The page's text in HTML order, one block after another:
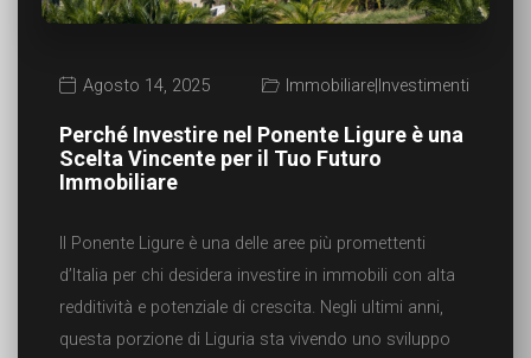
Agosto 14, 2025 Immobiliare|Investimenti
Perché Investire nel Ponente Ligure è una
Scelta Vincente per il Tuo Futuro
Immobiliare
Il Ponente Ligure è una delle aree più promettenti
d’Italia per chi desidera investire in immobili con alta
redditività e potenziale di crescita. Negli ultimi anni,
questa porzione di Liguria sta vivendo uno sviluppo